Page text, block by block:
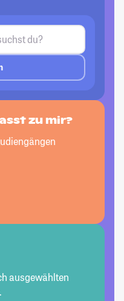
zu mir?
ausgewählten